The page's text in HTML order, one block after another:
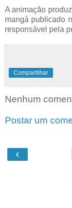
A animação
mangá publicado
responsável pela
Compartilhar
Nenhum
Postar um
‹